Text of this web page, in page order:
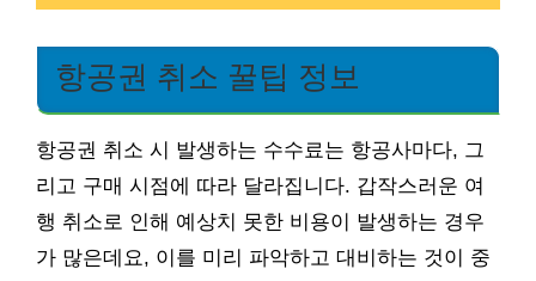
항공권 취소 꿀팁 정보
항공권 취소 시 발생하는 수수료는 항공사마다, 그
리고 구매 시점에 따라 달라집니다. 갑작스러운 여
행 취소로 인해 예상치 못한 비용이 발생하는 경우
가 많은데요, 이를 미리 파악하고 대비하는 것이 중